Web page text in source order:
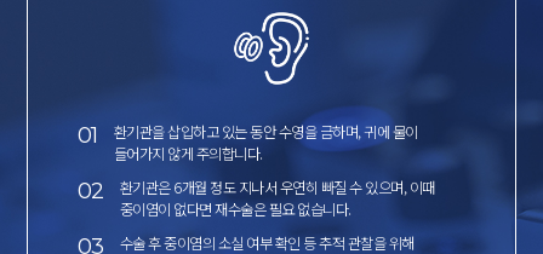
01
환기관을 삽입하고 있는 동안 수영을 금하며, 귀에 물이
들어가지 않게 주의합니다.
02
환기관은 6개월 정도 지나서 우연히 빠질 수 있으며, 이때
중이염이 없다면 재수술은 필요 없습니다.
03
수술 후 중이염의 소실 여부 확인 등 추적 관찰을 위해